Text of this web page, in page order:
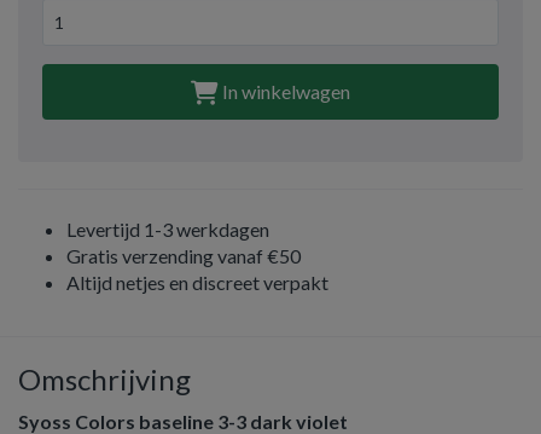
In winkelwagen
Levertijd 1-3 werkdagen
Gratis verzending vanaf €50
Altijd netjes en discreet verpakt
Omschrijving
Syoss Colors baseline 3-3 dark violet